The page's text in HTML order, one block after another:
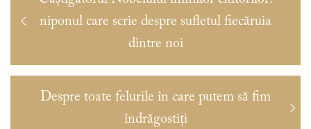
în
articole
anterior:
niponul care scrie despre sufletul fiecăruia
dintre noi
Articolul
Despre toate felurile în care putem să fim
îndrăgostiți